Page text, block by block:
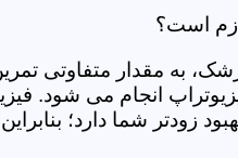
است؟
به مقدار متفاوتی
انجام می شود.
شما دارد؛